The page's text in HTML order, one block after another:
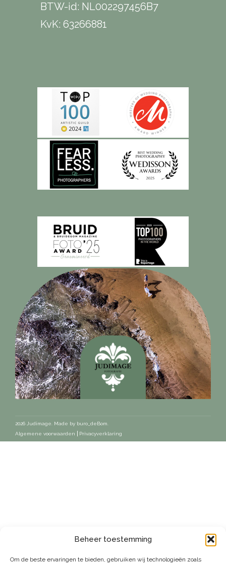
Beheer toestemming
Om de beste ervaringen te bieden, gebruiken wij technologieën zoals
BTW-id: NL002297456B7
KvK: 63266881
2026 Judimage. Made by buro_deBom
Algemene voorwaarden
Privacyverklaring